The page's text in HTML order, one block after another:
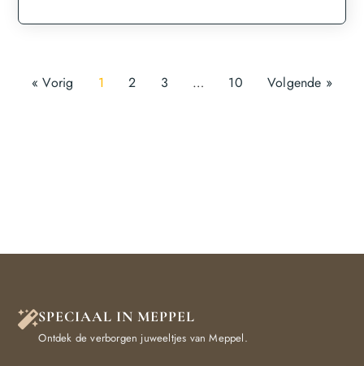
« Vorig 1 2 3 … 10 Volgende »
SPECIAAL IN MEPPEL
Ontdek de verborgen juweeltjes van Meppel.